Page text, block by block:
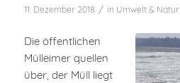
11. Dezember 2018 / in Umwelt & Natur
Die öffentlichen
Mülleimer quellen
über, der Müll liegt